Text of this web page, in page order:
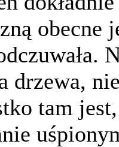
obecne
drzewa,
tam